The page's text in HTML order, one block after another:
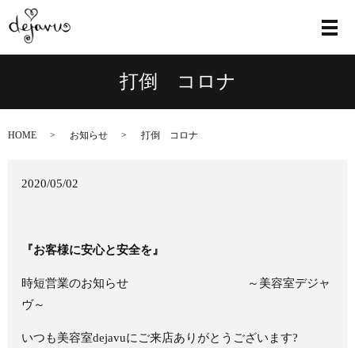
メ
打倒 コロナ
HOME お知らせ 打倒 コロナ
2020/05/02
『お客様に安心と安全を』
時短営業のお知らせ ～美容室デジャ
ヴ～
いつも美容室dejavuにご来店ありがとうございます?